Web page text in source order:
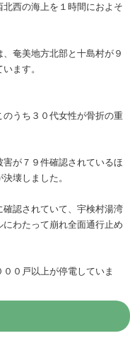
西の海上を１時間におよそ
奄美地方北部と十島村が９
ます。
うち３０代女性が骨折の重
が７９件確認されているほ
壊しました。
認されていて、宇検村湯湾
わたって崩れ全面通行止め
０戸以上が停電していま